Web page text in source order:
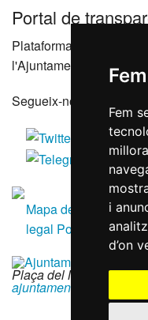
Fem
i
d’on
Portal de
Plataforma que agrupa
l'Ajuntament de Reus i
Segueix-nos a les
Mapa del lloc
legal Política de
Plaça del Mercadal ·
ajuntament@reus.cat